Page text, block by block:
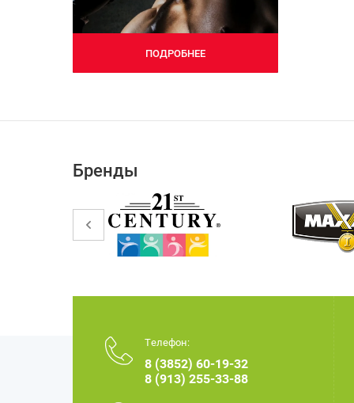
ПОДРОБНЕЕ
Бренды
Телефон:
8 (3852) 60-19-32
8 (913) 255-33-88